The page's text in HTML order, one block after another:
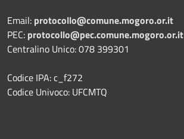
Email: protocollo@comune.mogoro.or.it
PEC: protocollo@pec.comune.mogoro.or.it
Centralino Unico: 078 399301
Codice IPA: c_f272
Codice Univoco: UFCMTQ